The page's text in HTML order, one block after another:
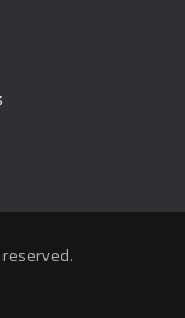
reserved.